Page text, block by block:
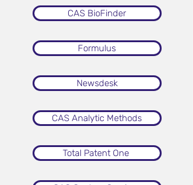
CAS BioFinder
Formulus
Newsdesk
CAS Analytic Methods
Total Patent One